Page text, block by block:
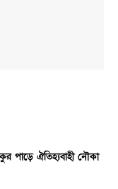
পাড়ে ঐতিহ্যবাহী নৌকা